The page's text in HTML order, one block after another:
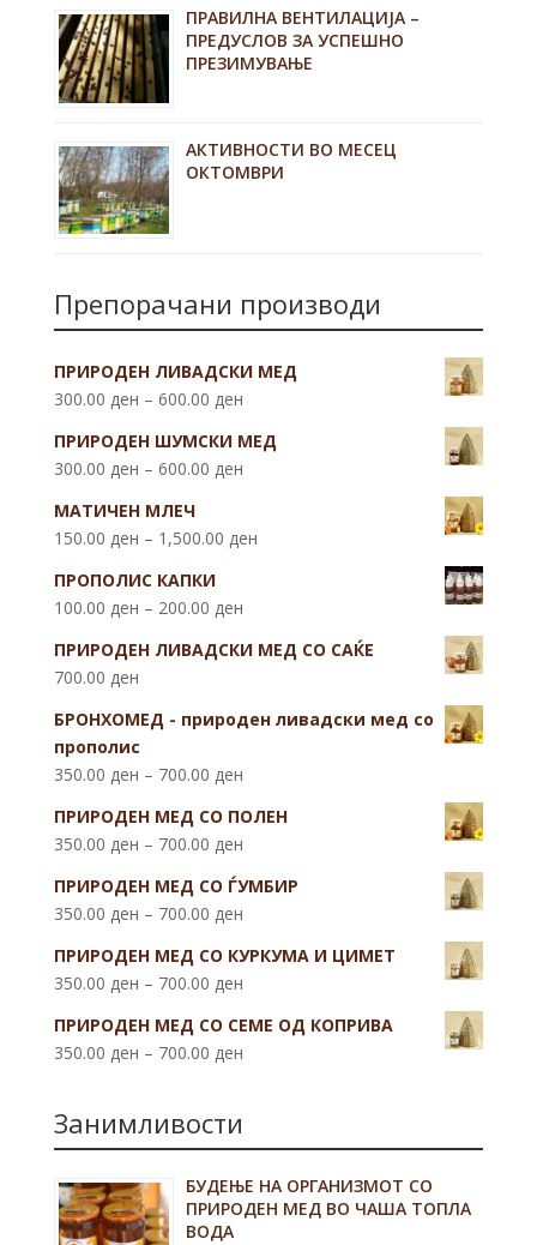
ПРАВИЛНА ВЕНТИЛАЦИЈА –
ПРЕДУСЛОВ ЗА УСПЕШНО
ПРЕЗИМУВАЊЕ
АКТИВНОСТИ ВО МЕСЕЦ
ОКТОМВРИ
Препорачани производи
ПРИРОДЕН ЛИВАДСКИ МЕД
300.00 ден – 600.00 ден
ПРИРОДЕН ШУМСКИ МЕД
300.00 ден – 600.00 ден
МАТИЧЕН МЛЕЧ
150.00 ден – 1,500.00 ден
ПРОПОЛИС КАПКИ
100.00 ден – 200.00 ден
ПРИРОДЕН ЛИВАДСКИ МЕД СО САЌЕ
700.00 ден
БРОНХОМЕД - природен ливадски мед со
прополис
350.00 ден – 700.00 ден
ПРИРОДЕН МЕД СО ПОЛЕН
350.00 ден – 700.00 ден
ПРИРОДЕН МЕД СО ЃУМБИР
350.00 ден – 700.00 ден
ПРИРОДЕН МЕД СО КУРКУМА И ЦИМЕТ
350.00 ден – 700.00 ден
ПРИРОДЕН МЕД СО СЕМЕ ОД КОПРИВА
350.00 ден – 700.00 ден
Занимливости
БУДЕЊЕ НА ОРГАНИЗМОТ СО
ПРИРОДЕН МЕД ВО ЧАША ТОПЛА
ВОДА